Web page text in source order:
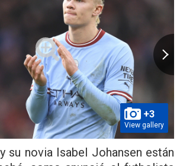
+3
View gallery
su novia Isabel Johansen están